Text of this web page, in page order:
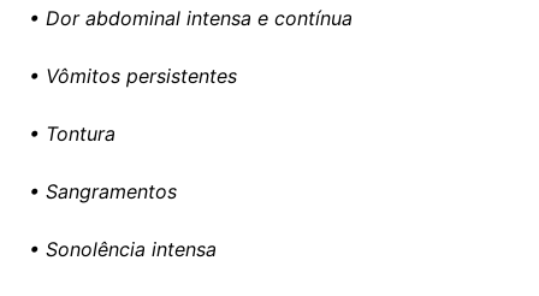
• Dor abdominal intensa e contínua
• Vômitos persistentes
• Tontura
• Sangramentos
• Sonolência intensa